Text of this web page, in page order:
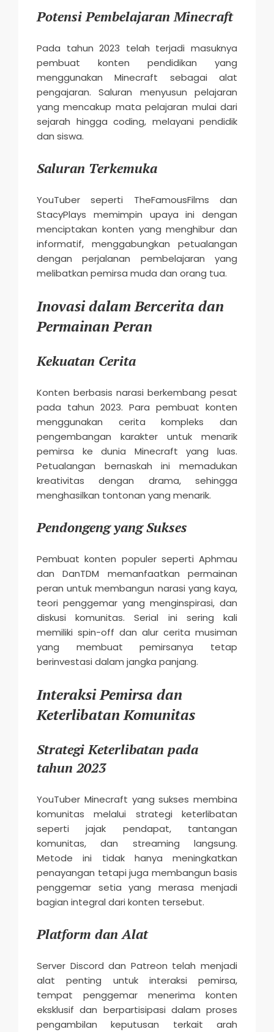
Potensi Pembelajaran Minecraft
Pada tahun 2023 telah terjadi masuknya
pembuat konten pendidikan yang
menggunakan Minecraft sebagai alat
pengajaran. Saluran menyusun pelajaran
yang mencakup mata pelajaran mulai dari
sejarah hingga coding, melayani pendidik
dan siswa.
Saluran Terkemuka
YouTuber seperti TheFamousFilms dan
StacyPlays memimpin upaya ini dengan
menciptakan konten yang menghibur dan
informatif, menggabungkan petualangan
dengan perjalanan pembelajaran yang
melibatkan pemirsa muda dan orang tua.
Inovasi dalam Bercerita dan
Permainan Peran
Kekuatan Cerita
Konten berbasis narasi berkembang pesat
pada tahun 2023. Para pembuat konten
menggunakan cerita kompleks dan
pengembangan karakter untuk menarik
pemirsa ke dunia Minecraft yang luas.
Petualangan bernaskah ini memadukan
kreativitas dengan drama, sehingga
menghasilkan tontonan yang menarik.
Pendongeng yang Sukses
Pembuat konten populer seperti Aphmau
dan DanTDM memanfaatkan permainan
peran untuk membangun narasi yang kaya,
teori penggemar yang menginspirasi, dan
diskusi komunitas. Serial ini sering kali
memiliki spin-off dan alur cerita musiman
yang membuat pemirsanya tetap
berinvestasi dalam jangka panjang.
Interaksi Pemirsa dan
Keterlibatan Komunitas
Strategi Keterlibatan pada
tahun 2023
YouTuber Minecraft yang sukses membina
komunitas melalui strategi keterlibatan
seperti jajak pendapat, tantangan
komunitas, dan streaming langsung.
Metode ini tidak hanya meningkatkan
penayangan tetapi juga membangun basis
penggemar setia yang merasa menjadi
bagian integral dari konten tersebut.
Platform dan Alat
Server Discord dan Patreon telah menjadi
alat penting untuk interaksi pemirsa,
tempat penggemar menerima konten
eksklusif dan berpartisipasi dalam proses
pengambilan keputusan terkait arah